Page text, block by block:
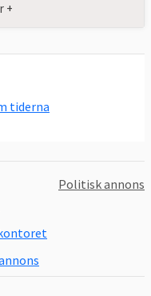
+
tiderna
Politisk annons